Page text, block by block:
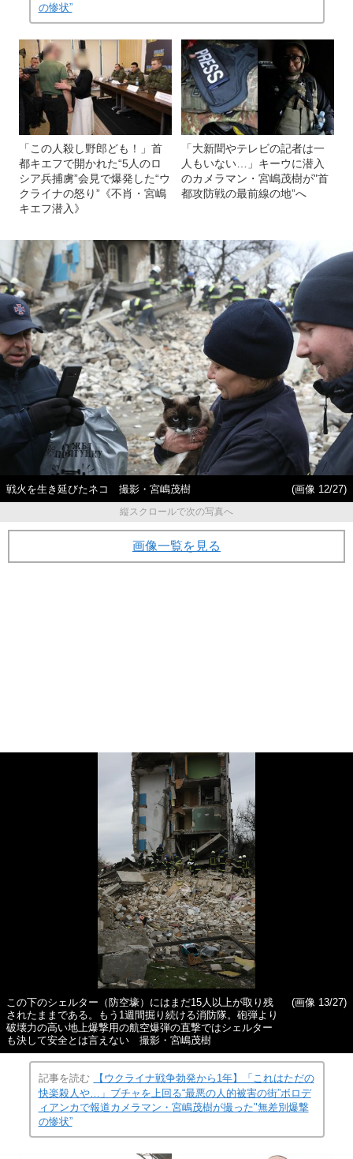
の惨状”
「この人殺し野郎ども！」首
都キエフで開かれた“5人のロ
シア兵捕虜”会見で爆発した“ウ
クライナの怒り”《不肖・宮嶋
キエフ潜入》
「大新聞やテレビの記者は一
人もいない…」キーウに潜入
のカメラマン・宮嶋茂樹が"首
都攻防戦の最前線の地”へ
戦火を生き延びたネコ 撮影・宮嶋茂樹
(画像 12/27)
縦スクロールで次の写真へ
画像一覧を見る
この下のシェルター（防空壕）にはまだ15人以上が取り残
されたままである。もう1週間掘り続ける消防隊。砲弾より
破壊力の高い地上爆撃用の航空爆弾の直撃ではシェルター
も決して安全とは言えない 撮影・宮嶋茂樹
(画像 13/27)
記事を読む
【ウクライナ戦争勃発から1年】「これはただの
快楽殺人や…」ブチャを上回る“最悪の人的被害の街”ボロデ
ィアンカで報道カメラマン・宮嶋茂樹が撮った"無差別爆撃
の惨状”